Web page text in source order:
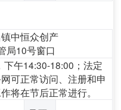
中恒众创产
局10号窗口
午14:30-18:00；法定
可正常访问、注册和申
将在节后正常进行。